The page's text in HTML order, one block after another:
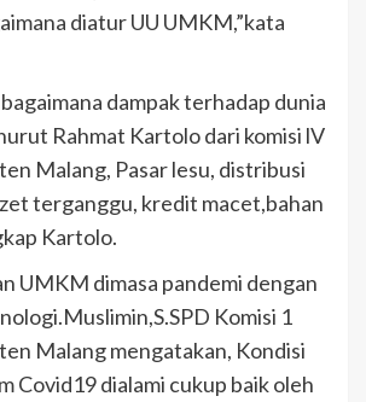
diatur UU UMKM,”kata
dampak terhadap dunia
Rahmat Kartolo dari komisi lV
Malang, Pasar lesu, distribusi
terganggu, kredit macet,bahan
Kartolo.
UMKM dimasa pandemi dengan
Komisi 1
Malang mengatakan, Kondisi
Covid19 dialami cukup baik oleh